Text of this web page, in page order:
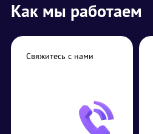
Как мы работаем
Свяжитесь с нами